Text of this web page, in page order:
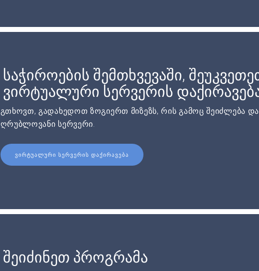
საჭიროების შემთხვევაში,
ვირტუალური სერვერის
გთხოვთ, გადახედოთ ზოგიერთ მიზეზს, რის გამოც შეიძლება
ღრუბლოვანი სერვერი.
ᲕᲘᲠᲢᲣᲐᲚᲣᲠᲘ ᲡᲔᲠᲕᲔᲠᲘᲡ ᲓᲐᲥᲘᲠᲐᲕᲔᲑᲐ
შეიძინეთ პროგრამა